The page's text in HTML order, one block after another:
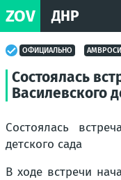
ZOV ДНР
ОФИЦИАЛЬНО
Состоялась
Василевского
Состоялась
детского сада
В ходе встречи